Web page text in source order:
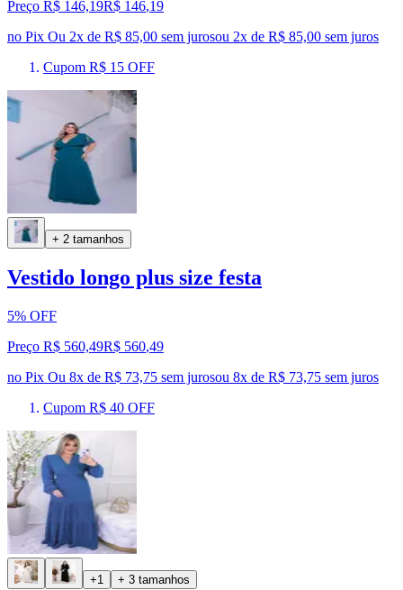
Preço R$ 146,19R$ 146,19
no Pix Ou 2x de R$ 85,00 sem jurosou 2x de R$ 85,00 sem juros
Cupom R$ 15 OFF
+ 2 tamanhos
Vestido longo plus size festa
5% OFF
Preço R$ 560,49R$ 560,49
no Pix Ou 8x de R$ 73,75 sem jurosou 8x de R$ 73,75 sem juros
Cupom R$ 40 OFF
+1 + 3 tamanhos